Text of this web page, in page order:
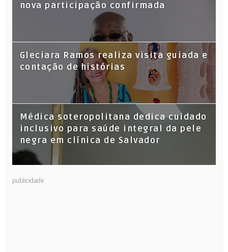
nova participação confirmada
Gleciara Ramos realiza visita guiada e
contação de histórias
Médica soteropolitana dedica cuidado
inclusivo para saúde integral da pele
negra em clínica de Salvador
publicidade